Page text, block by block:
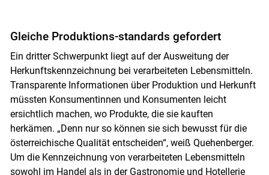
Gleiche Produktions-standards gefordert
Ein dritter Schwerpunkt liegt auf der Ausweitung der
Herkunftskennzeichnung bei verarbeiteten Lebensmitteln.
Transparente Informationen über Produktion und Herkunft
müssten Konsumentinnen und Konsumenten leicht
ersichtlich machen, wo Produkte, die sie kauften
herkämen. „Denn nur so können sie sich bewusst für die
österreichische Qualität entscheiden“, weiß Quehenberger.
Um die Kennzeichnung von verarbeiteten Lebensmitteln
sowohl im Handel als in der Gastronomie und Hotellerie